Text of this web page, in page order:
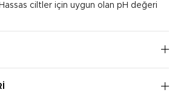
ciltler için uygun olan pH değeri
Ardından bol su ile